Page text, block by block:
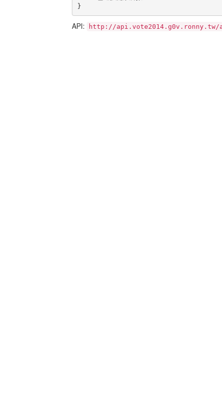
}
API: http://api.vote2014.g0v.ronny.tw/